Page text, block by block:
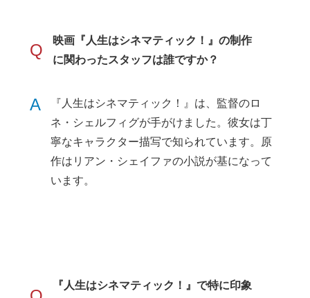
Q
映画『人生はシネマティック！』の制作
に関わったスタッフは誰ですか？
A
『人生はシネマティック！』は、監督のロ
ネ・シェルフィグが手がけました。彼女は丁
寧なキャラクター描写で知られています。原
作はリアン・シェイファの小説が基になって
います。
『人生はシネマティック！』で特に印象